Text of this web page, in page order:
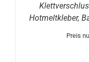
Hotmeltkleber,
Preis